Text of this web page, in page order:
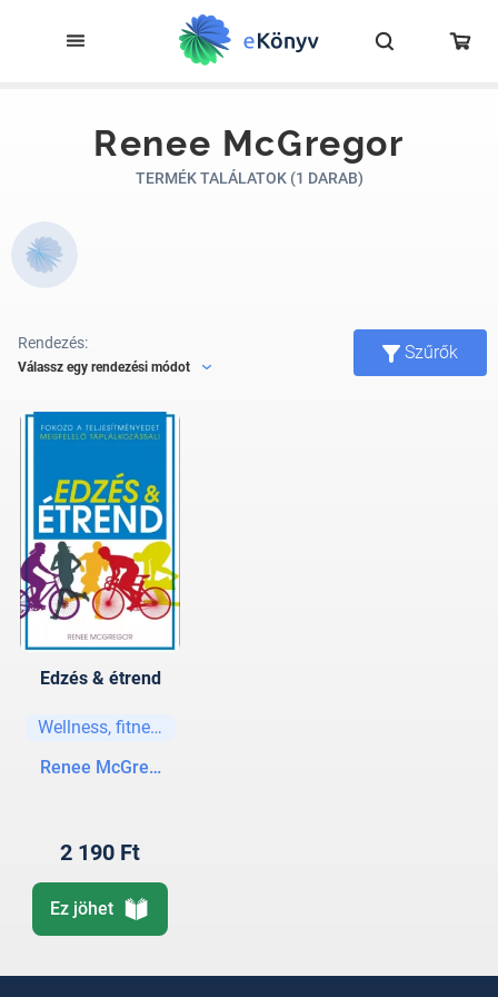
Renee McGregor
TERMÉK TALÁLATOK (1 DARAB)
Rendezés:
Válassz egy rendezési módot
Szűrők
Edzés & étrend
Wellness, fitness, jóga
Renee McGregor
2 190 Ft
Ez jöhet